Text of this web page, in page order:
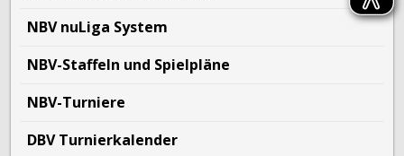
NBV nuLiga System
NBV-Staffeln und Spielpläne
NBV-Turniere
DBV Turnierkalender